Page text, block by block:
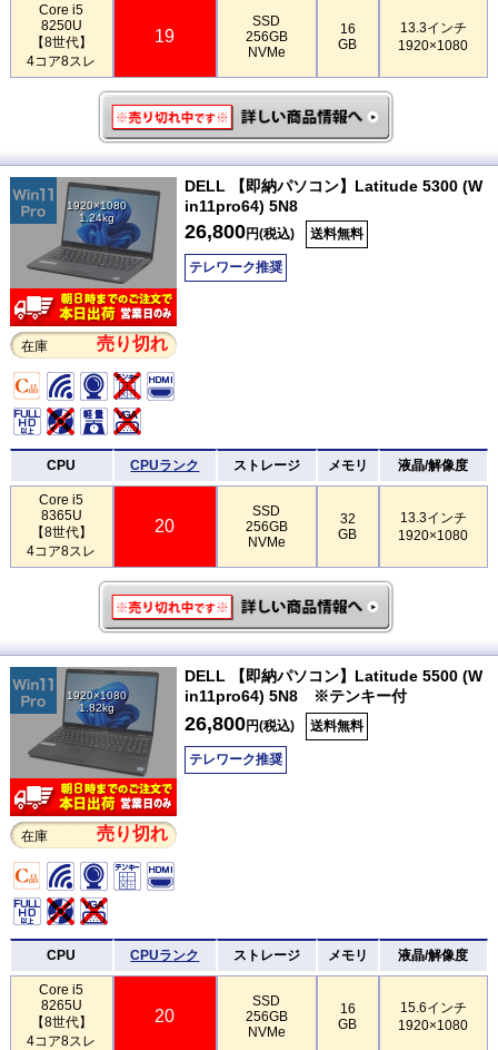
Core i5
8250U
【8世代】
4コア8スレ
19
SSD
256GB
NVMe
16
GB
13.3インチ
1920×1080
1920×1080
1.24kg
在庫 売り切れ
DELL 【即納パソコン】Latitude 5300 (W
in11pro64) 5N8
26,800円(税込) 送料無料
テレワーク推奨
CPU CPUランク ストレージ メモリ 液晶/解像度
Core i5
8365U
【8世代】
4コア8スレ
20
SSD
256GB
NVMe
32
GB
13.3インチ
1920×1080
1920×1080
1.82kg
在庫 売り切れ
DELL 【即納パソコン】Latitude 5500 (W
in11pro64) 5N8 ※テンキー付
26,800円(税込) 送料無料
テレワーク推奨
CPU CPUランク ストレージ メモリ 液晶/解像度
Core i5
8265U
【8世代】
4コア8スレ
20
SSD
256GB
NVMe
16
GB
15.6インチ
1920×1080